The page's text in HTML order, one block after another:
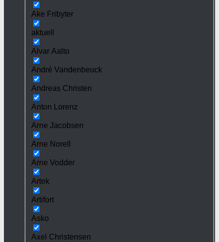
Ake Fribyter
aktuell
Alvar Aalto
André Vandenbeuck
Andreas Christen
Anton Lorenz
Arne Jacobsen
Arne Norell
Arne Vodder
Artek
Artifort
Asko
Axel Christensen